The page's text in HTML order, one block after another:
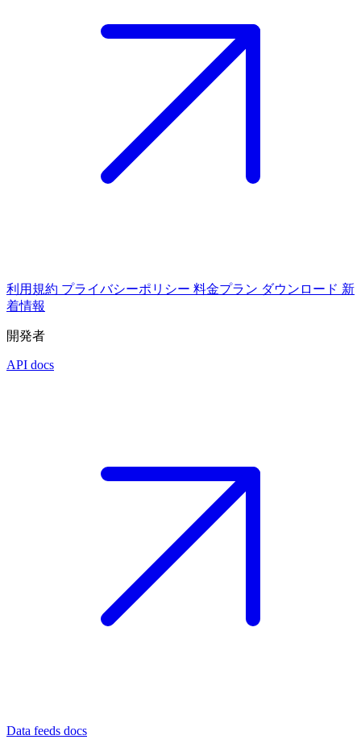
利用規約 プライバシーポリシー 料金プラン ダウンロード 新
着情報
開発者
API docs
Data feeds docs